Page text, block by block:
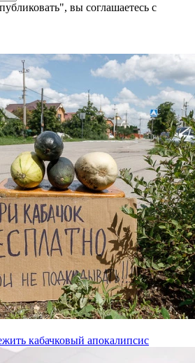
вы соглашаетесь с
кабачковый апокалипсис